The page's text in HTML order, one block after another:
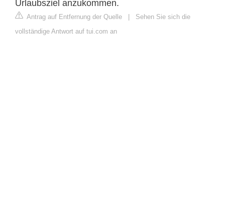
Urlaubsziel anzukommen.
Antrag auf Entfernung der Quelle | Sehen Sie sich die
vollständige Antwort auf tui.com an